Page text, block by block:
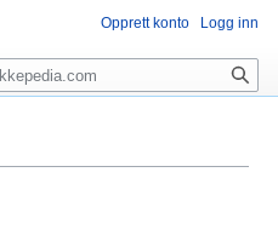
Opprett konto Logg inn